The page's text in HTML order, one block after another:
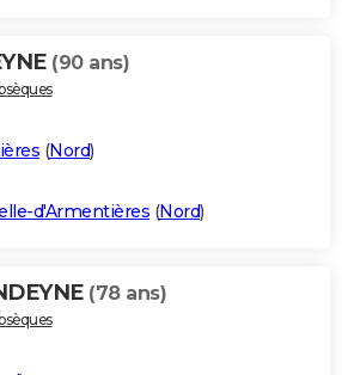
(90 ans)
(Nord)
d'Armentières (Nord)
(78 ans)